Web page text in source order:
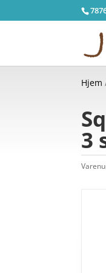
Hjem
3